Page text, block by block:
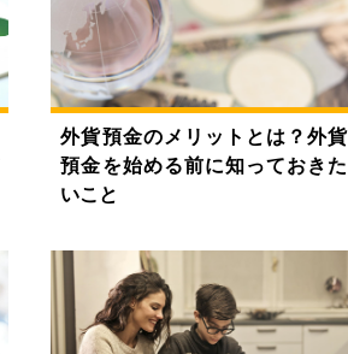
外貨預金のメリットとは？外貨
預金を始める前に知っておきた
いこと